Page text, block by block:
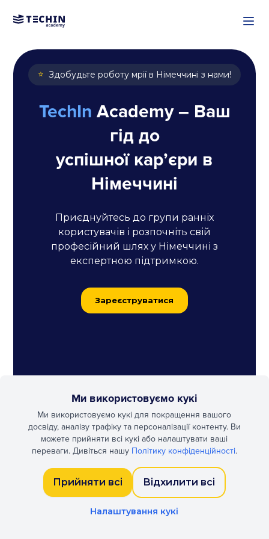
⭐ Здобудьте роботу мрії в Німеччині з нами!
TechIn Academy – Ваш
гід до
успішної карʼєри в
Німеччині
Приєднуйтесь до групи ранніх
користувачів і розпочніть свій
професійний шлях у Німеччині з
експертною підтримкою.
Зареєструватися
Ми використовуємо кукі
Ми використовуємо кукі для покращення вашого
досвіду, аналізу трафіку та персоналізації контенту. Ви
можете прийняти всі кукі або налаштувати ваші
переваги. Дивіться нашу Політику конфіденційності.
Прийняти всі Відхилити всі
Налаштування кукі